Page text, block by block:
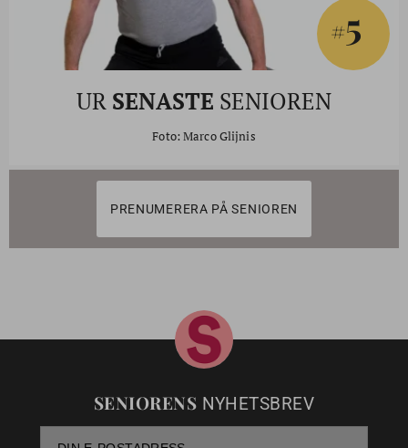
#5
UR SENASTE SENIOREN
Foto: Marco Glijnis
PRENUMERERA PÅ SENIOREN
SENIORENS NYHETSBREV